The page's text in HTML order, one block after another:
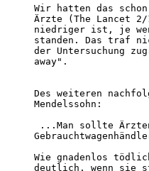
Wir hatten das
Ärzte (The Lancet
niedriger ist, je
standen. Das traf
der Untersuchung
away".
Des weiteren
Mendelssohn:
...Man sollte
Wie gnadenlos
deutlich, wenn sie